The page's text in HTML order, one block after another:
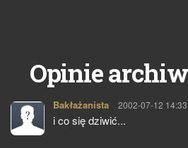
Opinie
Bakłażanista pisze:
2002-07-12 14:33
i co się dziwić...